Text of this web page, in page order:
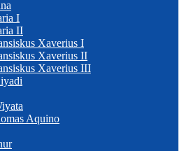
I
II
Xaverius I
Xaverius II
Xaverius III
Aquino